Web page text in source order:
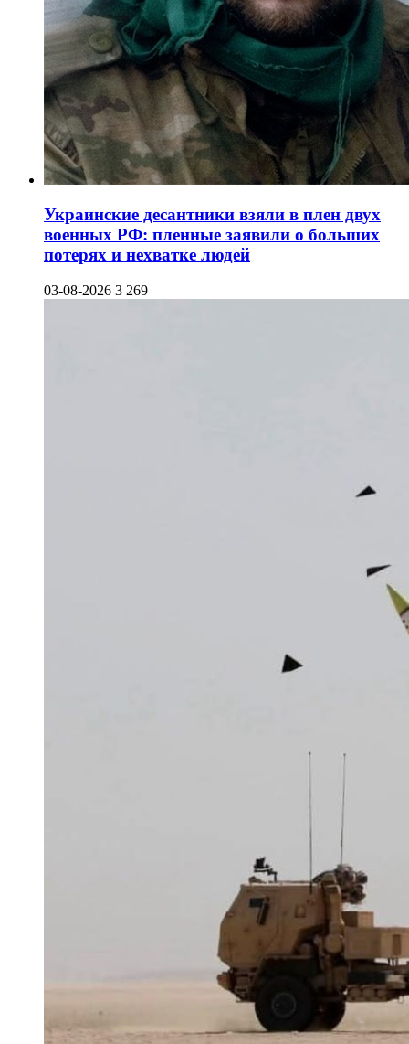
Украинские десантники взяли в плен двух
военных РФ: пленные заявили о больших
потерях и нехватке людей
03-08-2026 3 269